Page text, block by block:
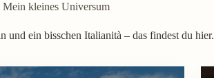
Mein kleines Universum
und ein bisschen Italianità – das findest du hier.